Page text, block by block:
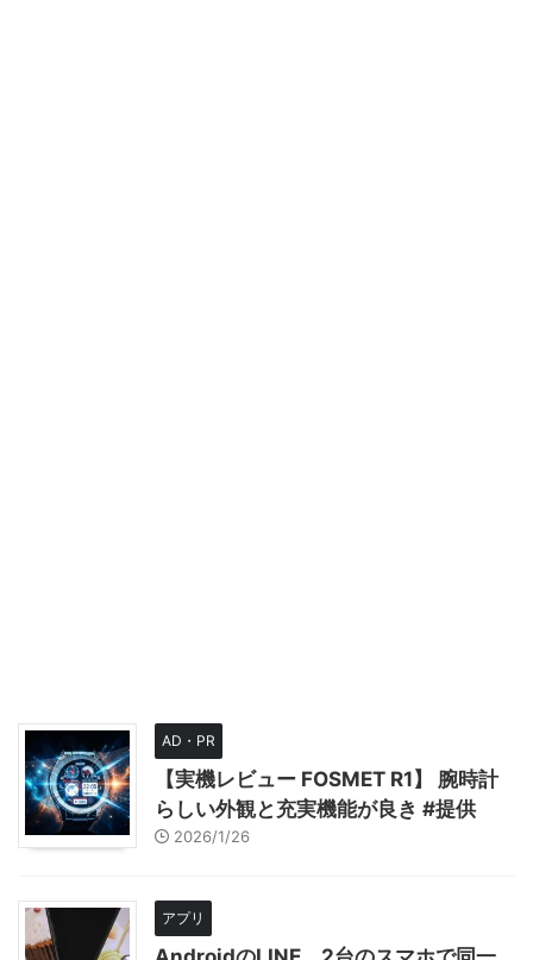
AD・PR
【実機レビュー FOSMET R1】 腕時計
らしい外観と充実機能が良き #提供
2026/1/26
アプリ